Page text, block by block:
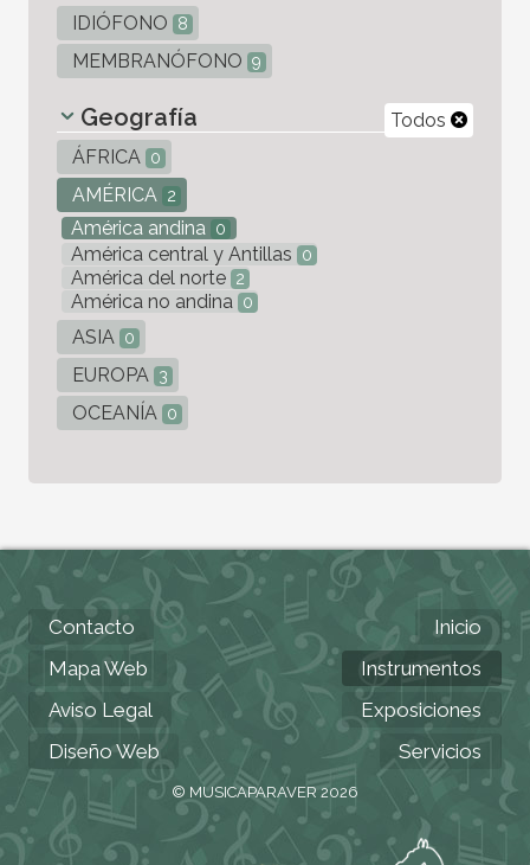
IDIÓFONO 8
MEMBRANÓFONO 9
Todos
Geografía
ÁFRICA 0
AMÉRICA 2
América andina 0
América central y Antillas 0
América del norte 2
América no andina 0
ASIA 0
EUROPA 3
OCEANÍA 0
Contacto
Mapa Web
Aviso Legal
Diseño Web
Inicio
Instrumentos
Exposiciones
Servicios
© MUSICAPARAVER 2026